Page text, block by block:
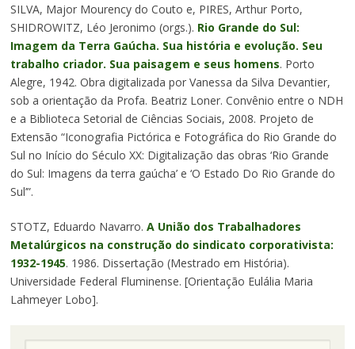
SILVA, Major Mourency do Couto e, PIRES, Arthur Porto,
SHIDROWITZ, Léo Jeronimo (orgs.). Rio Grande do Sul:
Imagem da Terra Gaúcha. Sua história e evolução. Seu
trabalho criador. Sua paisagem e seus homens. Porto
Alegre, 1942. Obra digitalizada por Vanessa da Silva Devantier,
sob a orientação da Profa. Beatriz Loner. Convênio entre o NDH
e a Biblioteca Setorial de Ciências Sociais, 2008. Projeto de
Extensão “Iconografia Pictórica e Fotográfica do Rio Grande do
Sul no Início do Século XX: Digitalização das obras ‘Rio Grande
do Sul: Imagens da terra gaúcha’ e ‘O Estado Do Rio Grande do
Sul’”.
STOTZ, Eduardo Navarro. A União dos Trabalhadores
Metalúrgicos na construção do sindicato corporativista:
1932-1945. 1986. Dissertação (Mestrado em História).
Universidade Federal Fluminense. [Orientação Eulália Maria
Lahmeyer Lobo].